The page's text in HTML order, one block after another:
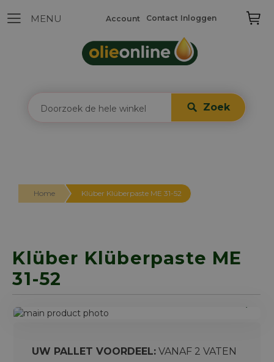
Zoek
Contact Inloggen
Account
Home Klüber Klüberpaste ME 31-52
Klüber Klüberpaste ME
31-52
Ga
eindeUW PALLET VOORDEEL: VANAF 2 VATEN